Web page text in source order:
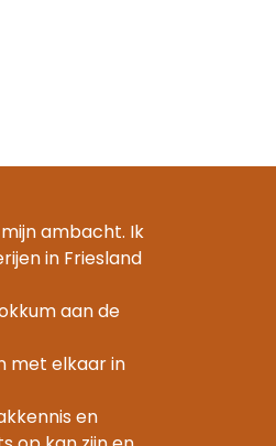
ambacht. Ik
in Friesland
aan de
met elkaar in
en